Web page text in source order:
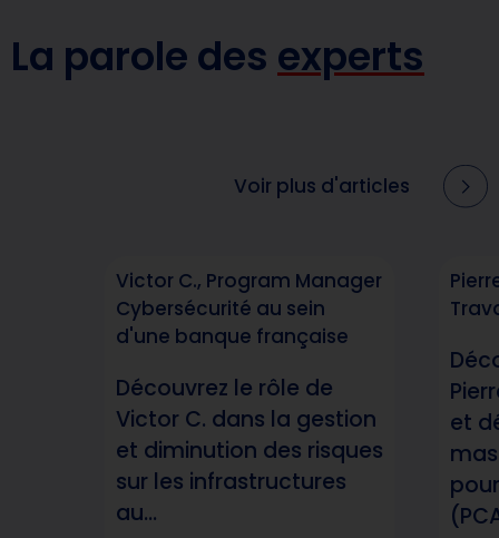
La parole des experts
Voir plus d'articles
Victor C., Program Manager
Cybersécurité au sein
d'une banque française
Découvrez le rôle de
Victor C. dans la gestion
et diminution des risques
sur les infrastructures
au...
et